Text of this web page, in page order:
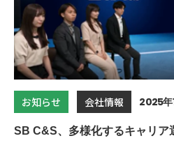
お知らせ 会社情報 2025年
SB C&S、多様化するキャリア